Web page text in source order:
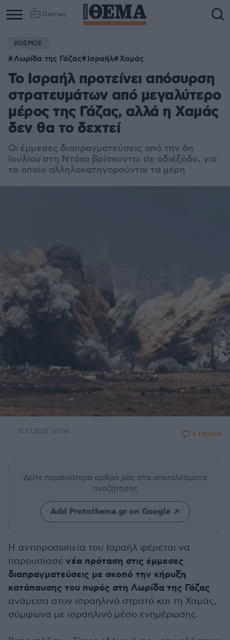
Games
ΚΟΣΜΟΣ
Λωρίδα της Γάζας Ισραήλ Χαμάς
Το Ισραήλ προτείνει απόσυρση
στρατευμάτων από μεγαλύτερο
μέρος της Γάζας, αλλά η Χαμάς
δεν θα το δεχτεί
Οι έμμεσες διαπραγματεύσεις από την 6η
Ιουλίου στη Ντόχα βρίσκονται σε αδιέξοδο, για
το οποίο αλληλοκατηγορούνται τα μέρη
15.07.2025, 05:06 4 ΣΧΟΛΙΑ
Δείτε περισσότερα άρθρα μας στα αποτελέσματα
αναζήτησης
Add Protothema.gr on Google
Η αντιπροσωπεία του Ισραήλ φέρεται να
παρουσίασε νέα πρόταση στις έμμεσες
διαπραγματεύσεις με σκοπό την κήρυξη
κατάπαυσης του πυρός στη Λωρίδα της Γάζας
ανάμεσα στον ισραηλινό στρατό και τη Χαμάς,
σύμφωνα με ισραηλινό μέσο ενημέρωσης.